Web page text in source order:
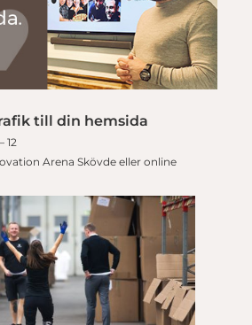
till din hemsida
12
Arena Skövde eller online